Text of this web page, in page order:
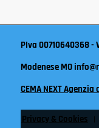
PIva 00710640368 -
Modenese MO
CEMA NEXT
Privacy & Cookies